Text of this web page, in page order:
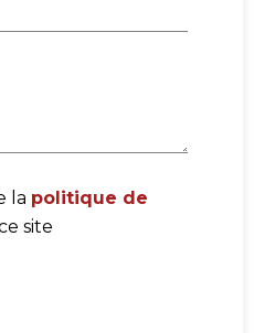
la politique de
site